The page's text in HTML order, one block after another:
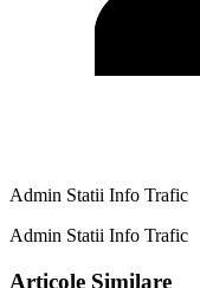
Admin Statii Info Trafic
Admin Statii Info Trafic
Articole Similare